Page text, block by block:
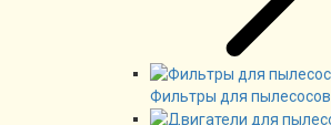
Фильтры для пылесосов